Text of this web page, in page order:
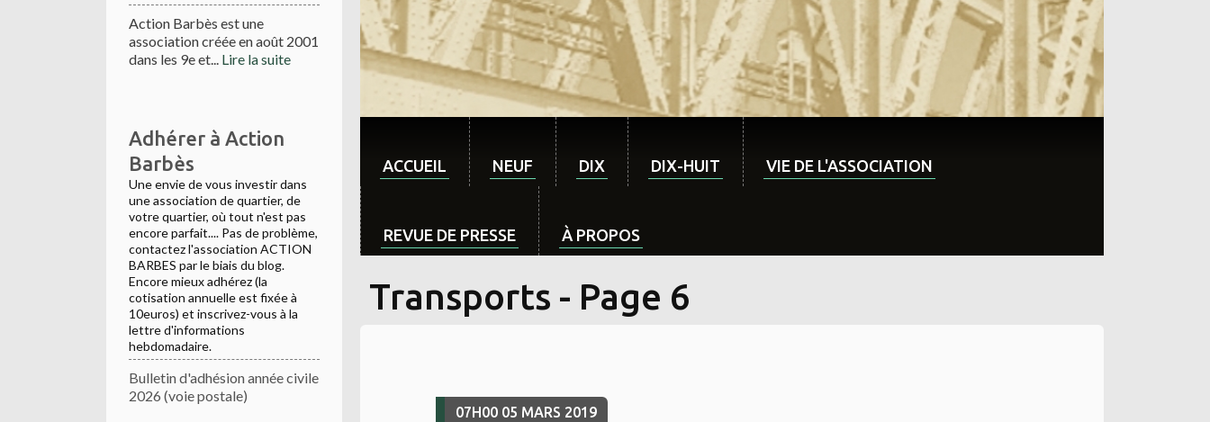
Action Barbès est une
association créée en août 2001
dans les 9e et... Lire la suite
Adhérer à Action
Barbès
Une envie de vous investir dans
une association de quartier, de
votre quartier, où tout n'est pas
encore parfait.... Pas de problème,
contactez l'association ACTION
BARBES par le biais du blog.
Encore mieux adhérez (la
cotisation annuelle est fixée à
10euros) et inscrivez-vous à la
lettre d'informations
hebdomadaire.
Bulletin d'adhésion année civile
2026 (voie postale)
ACCUEIL NEUF DIX DIX-HUIT VIE DE L'ASSOCIATION
REVUE DE PRESSE À PROPOS
Transports - Page 6
07H00 05 MARS 2019